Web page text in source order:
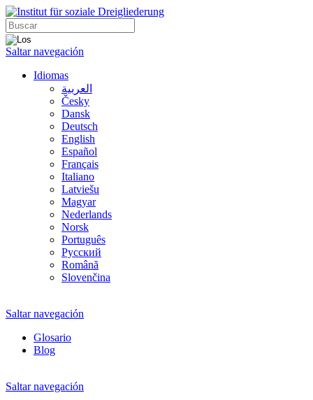
Saltar navegación
Idiomas
العربية
Česky
Dansk
Deutsch
English
Español
Français
Italiano
Latviešu
Magyar
Nederlands
Norsk
Português
Русский
Română
Slovenčina
Saltar navegación
Glosario
Blog
Saltar navegación